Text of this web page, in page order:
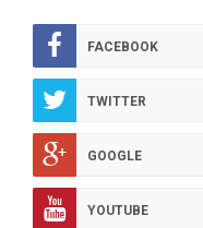
FACEBOOK
TWITTER
GOOGLE
YOUTUBE